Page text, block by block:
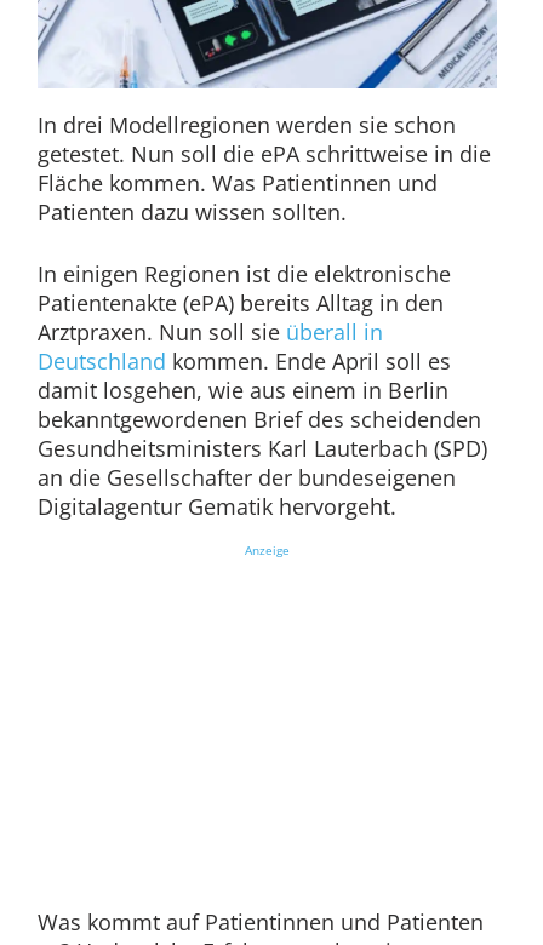
In drei Modellregionen werden sie schon
getestet. Nun soll die ePA schrittweise in die
Fläche kommen. Was Patientinnen und
Patienten dazu wissen sollten.
In einigen Regionen ist die elektronische
Patientenakte (ePA) bereits Alltag in den
Arztpraxen. Nun soll sie überall in
Deutschland kommen. Ende April soll es
damit losgehen, wie aus einem in Berlin
bekanntgewordenen Brief des scheidenden
Gesundheitsministers Karl Lauterbach (SPD)
an die Gesellschafter der bundeseigenen
Digitalagentur Gematik hervorgeht.
Anzeige
Was kommt auf Patientinnen und Patienten